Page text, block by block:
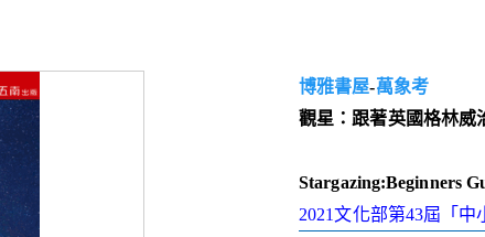
博雅書屋-萬象考
觀星：跟著英國格林威
Stargazing:Beginners
2021文化部第43屆「